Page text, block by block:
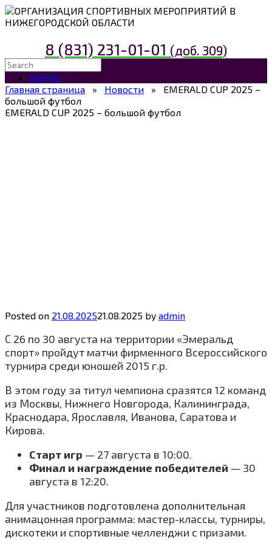
ОРГАНИЗАЦИЯ СПОРТИВНЫХ МЕРОПРИЯТИЙ В
НИЖЕГОРОДСКОЙ ОБЛАСТИ
8 (831) 231-01-01 (доб. 309)
МЕНЮ
Главная страница » Новости » EMERALD CUP 2025 –
большой футбол
EMERALD CUP 2025 – большой футбол
Posted on 21.08.202521.08.2025 by admin
С 26 по 30 августа на территории «Эмеральд
спорт» пройдут матчи фирменного Всероссийского
турнира среди юношей 2015 г.р.
В этом году за титул чемпиона сразятся 12 команд
из Москвы, Нижнего Новгорода, Калининграда,
Краснодара, Ярославля, Иванова, Саратова и
Кирова.
Старт игр — 27 августа в 10:00.
Финал и награждение победителей — 30
августа в 12:20.
Для участников подготовлена дополнительная
анимацонная программа: мастер-классы, турниры,
дискотеки и спортивные челленджи с призами.